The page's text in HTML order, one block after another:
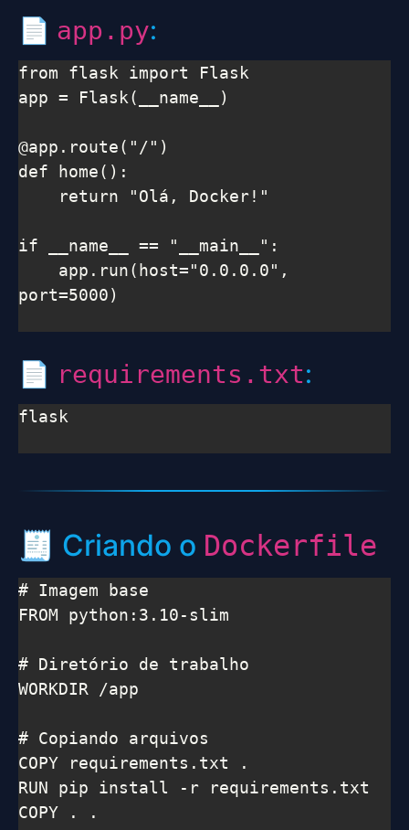
📄 app.py:
from flask import Flask
app = Flask(__name__)
@app.route("/")
def home():
if __name__ == "__main__":
port=5000)
📄 requirements.txt:
flask
🧾 Criando o Dockerfile
# Imagem base
FROM python:3.10-slim
# Diretório de trabalho
WORKDIR /app
# Copiando arquivos
COPY requirements.txt .
RUN pip install -r requirements.txt
COPY . .